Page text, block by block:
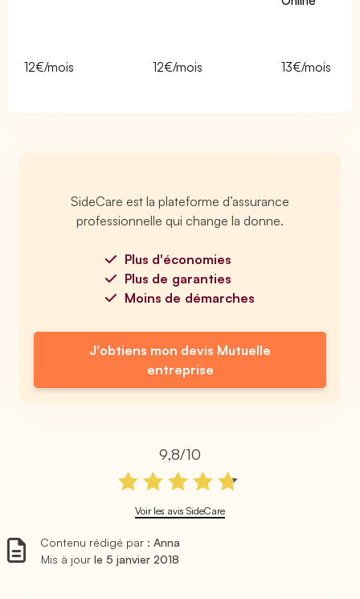
12€/mois 12€/mois 13€/mois
SideCare est la plateforme d’assurance
professionnelle qui change la donne.
Plus d'économies
Plus de garanties
Moins de démarches
J'obtiens mon devis Mutuelle
entreprise
9,8/10
Voir les avis SideCare
Contenu rédigé par :Anna
Mis à jourle 5 janvier 2018